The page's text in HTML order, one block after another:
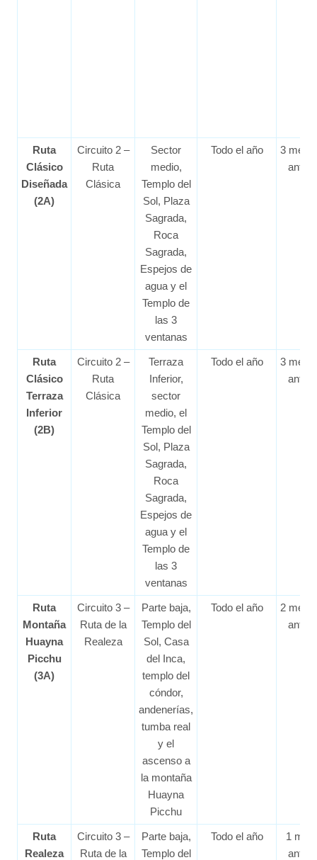
Ruta
Clásico
Diseñada
(2A)
Circuito 2 –
Ruta
Clásica
Sector
medio,
Templo del
Sol, Plaza
Sagrada,
Roca
Sagrada,
Espejos de
agua y el
Templo de
las 3
ventanas
Todo el año
3
antes
Ruta
Clásico
Terraza
Inferior
(2B)
Circuito 2 –
Ruta
Clásica
Terraza
Inferior,
sector
medio, el
Templo del
Sol, Plaza
Sagrada,
Roca
Sagrada,
Espejos de
agua y el
Templo de
las 3
ventanas
Todo el año
3
antes
Ruta
Montaña
Huayna
Picchu
(3A)
Circuito 3 –
Ruta de la
Realeza
Parte baja,
Templo del
Sol, Casa
del Inca,
templo del
cóndor,
andenerías,
tumba real
y el
ascenso a
la montaña
Huayna
Picchu
Todo el año
2
antes
Ruta
Realeza
Circuito 3 –
Ruta de la
Parte baja,
Templo del
Todo el año
1 mes
antes